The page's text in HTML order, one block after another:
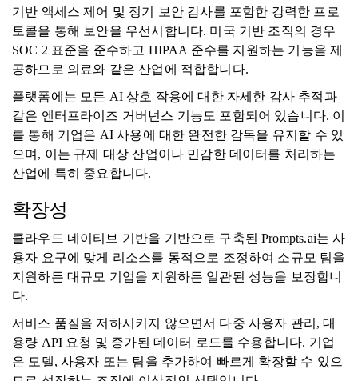
기반 액세스 제어 및 정기 보안 감사를 포함한 강력한 프로
토콜을 통해 보안을 우선시합니다. 미국 기반 조직의 경우
SOC 2 표준을 준수하고 HIPAA 준수를 지원하는 기능을 제
공하므로 의료와 같은 산업에 적합합니다.
플랫폼에는 모든 AI 상호 작용에 대한 자세한 감사 추적과
같은 엔터프라이즈 거버넌스 기능도 포함되어 있습니다. 이
를 통해 기업은 AI 사용에 대한 완전한 감독을 유지할 수 있
으며, 이는 규제 대상 산업이나 민감한 데이터를 처리하는
산업에 특히 중요합니다.
확장성
클라우드 네이티브 기반을 기반으로 구축된 Prompts.ai는 사
용자 요구에 맞게 리소스를 동적으로 조정하여 소규모 팀을
지원하든 대규모 기업을 지원하든 일관된 성능을 보장합니
다.
서비스 품질을 저하시키지 않으면서 다중 사용자 관리, 대
용량 API 요청 및 증가된 데이터 로드를 수용합니다. 기업
은 모델, 사용자 또는 팀을 추가하여 빠르게 확장할 수 있으